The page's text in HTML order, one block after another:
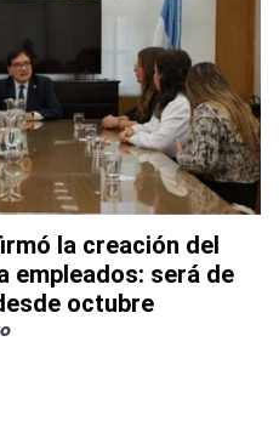
la creación del
empleados: será de
octubre